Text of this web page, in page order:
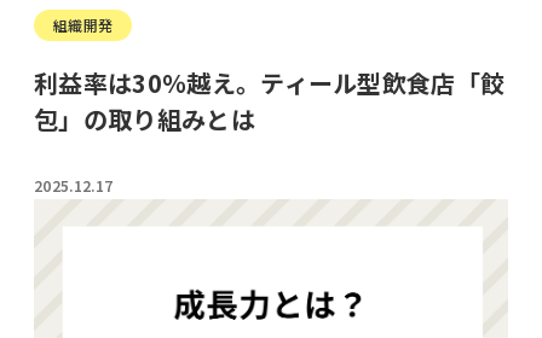
組織開発
利益率は30％越え。ティール型飲食店「餃
包」の取り組みとは
2025.12.17